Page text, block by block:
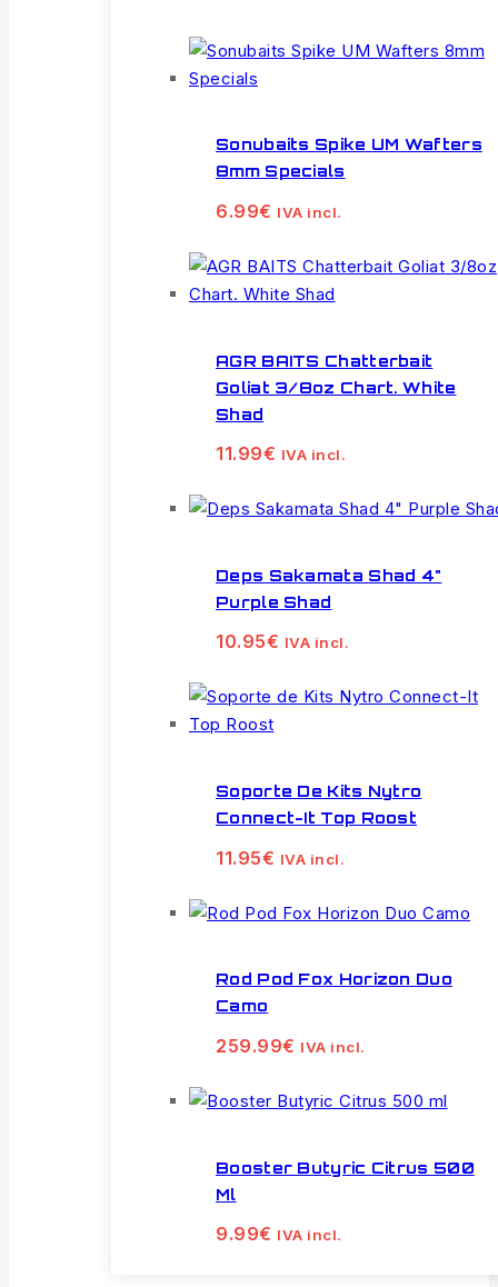
Sonubaits Spike UM Wafters
8mm Specials
6.99€ IVA incl.
AGR BAITS Chatterbait
Goliat 3/8oz Chart. White
Shad
11.99€ IVA incl.
Deps Sakamata Shad 4"
Purple Shad
10.95€ IVA incl.
Soporte De Kits Nytro
Connect-It Top Roost
11.95€ IVA incl.
Rod Pod Fox Horizon Duo
Camo
259.99€ IVA incl.
Booster Butyric Citrus 500
Ml
9.99€ IVA incl.